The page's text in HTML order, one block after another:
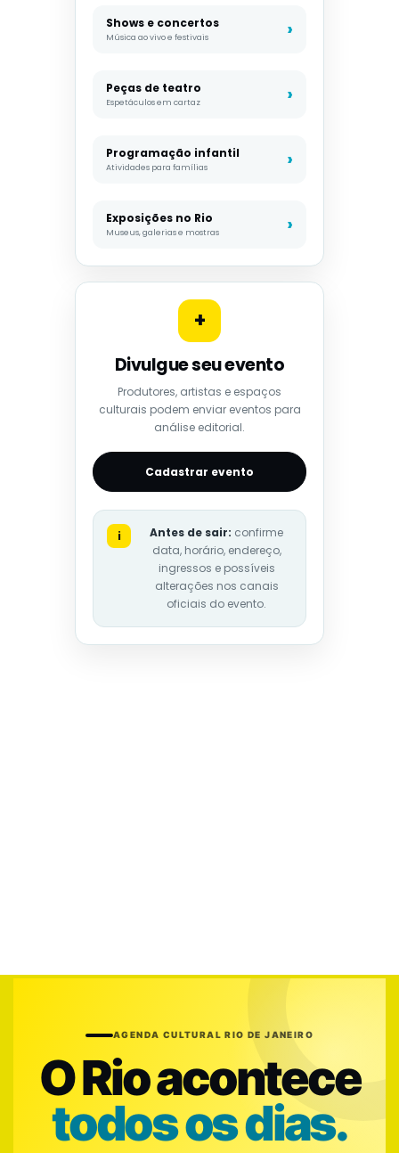
Shows e concertos
Música ao vivo e festivais
Peças de teatro
Espetáculos em cartaz
Programação infantil
Atividades para famílias
Exposições no Rio
Museus, galerias e mostras
+
Divulgue seu evento
Produtores, artistas e espaços
culturais podem enviar eventos para
análise editorial.
Cadastrar evento
i Antes de sair: confirme
data, horário, endereço,
ingressos e possíveis
alterações nos canais
oficiais do evento.
AGENDA CULTURAL RIO DE JANEIRO
O Rio acontece
todos os dias.